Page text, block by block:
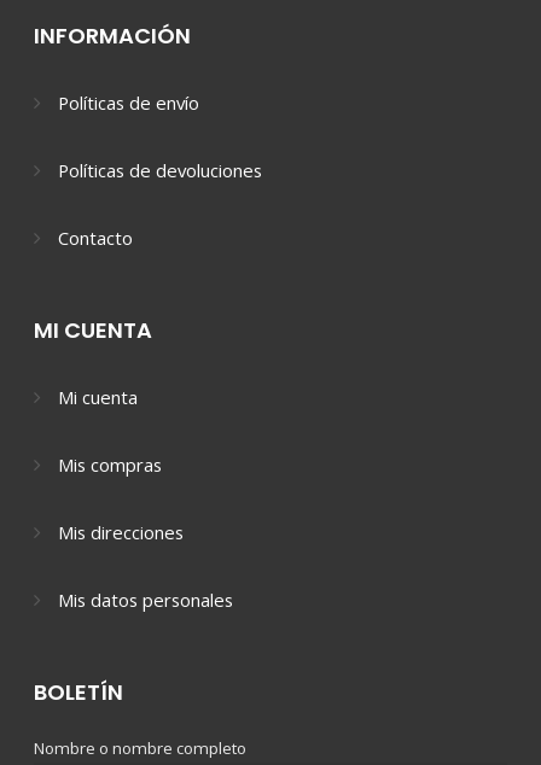
INFORMACIÓN
Políticas de envío
Políticas de devoluciones
Contacto
MI CUENTA
Mi cuenta
Mis compras
Mis direcciones
Mis datos personales
BOLETÍN
Nombre o nombre completo